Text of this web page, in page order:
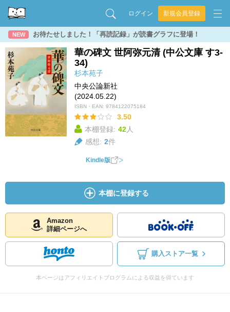
ログイン 新規会員登録
NEW お待たせしました！「再読記録」が読書グラフに登場！
華の碑文 世阿弥元清 (中公文庫 す3-
34)
杉本苑子
中央公論新社
(2024.05.22)
ISBN・EAN: 9784122075184
3.50
本棚登録: 42人
感想: 2件
Kindle版
本棚に登録する
Amazon
詳細ページへ
購入ストア一覧
本ページはアフィリエイトプログラムによる収益を得ています